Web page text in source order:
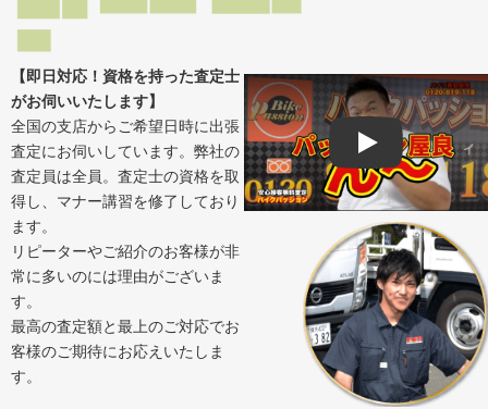
Play
【即日対応！資格を持った査定士
がお伺いいたします】
全国の支店からご希望日時に出張
査定にお伺いしています。弊社の
査定員は全員。査定士の資格を取
得し、マナー講習を修了しており
ます。
リピーターやご紹介のお客様が非
常に多いのには理由がございま
す。
最高の査定額と最上のご対応でお
客様のご期待にお応えいたしま
す。